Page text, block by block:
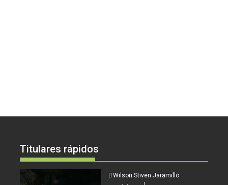
Titulares rápidos
Wilson Stiven Jaramillo